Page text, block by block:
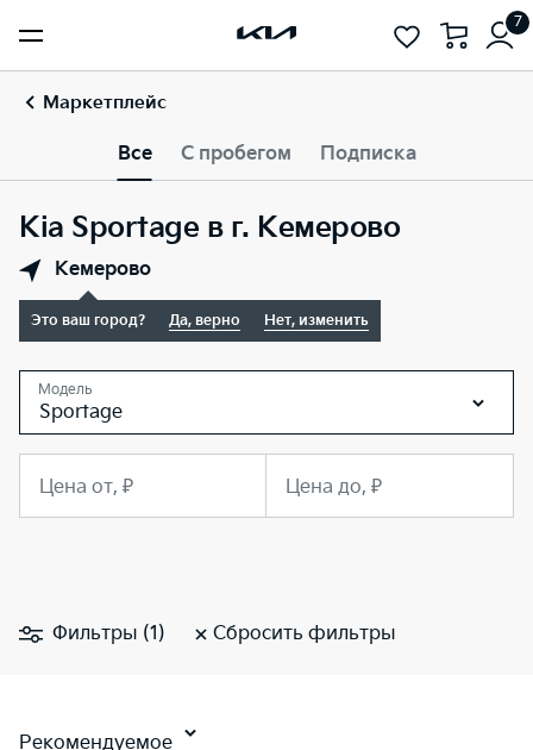
7
Маркетплейс
Все С пробегом Подписка
Kia Sportage в г. Кемерово
Кемерово
Это ваш город? Да, верно Нет, изменить
Модель
Sportage
Цена от, ₽ Цена до, ₽
Фильтры (1) Сбросить фильтры
Рекомендуемое